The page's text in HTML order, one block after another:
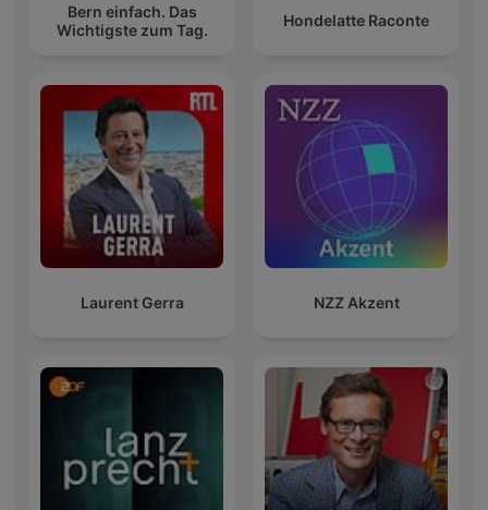
Bern einfach. Das
Wichtigste zum Tag.
Hondelatte Raconte
Laurent Gerra NZZ Akzent